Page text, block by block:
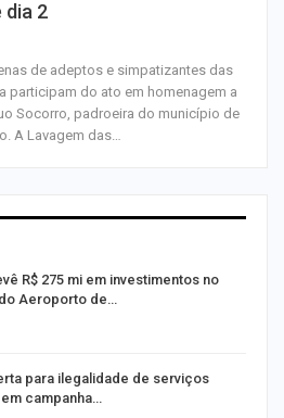
2
de adeptos e simpatizantes das
participam do ato em homenagem a
Socorro, padroeira do município de
A Lavagem das…
R$ 275 mi em investimentos no
Aeroporto de…
para ilegalidade de serviços
campanha…